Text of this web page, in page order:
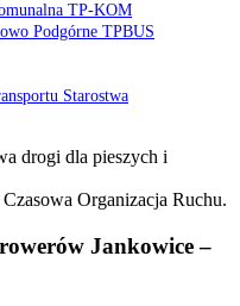
TP-KOM
Podgórne TPBUS
Starostwa
drogi dla pieszych i
Jankowice –